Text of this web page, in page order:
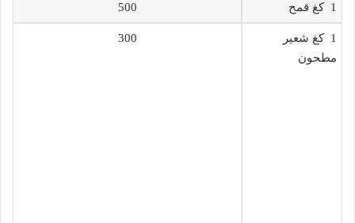
1 كغ قمح 500
1 كغ شعير
مطحون
300